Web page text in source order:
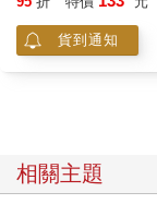
貨到通知
相關主題